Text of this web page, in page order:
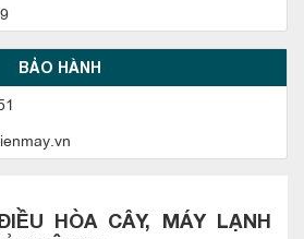
BẢO HÀNH
HÒA CÂY, MÁY LẠNH